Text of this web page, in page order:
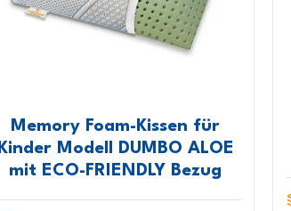
Memory Foam-Kissen für
Kinder Modell DUMBO ALOE
mit ECO-FRIENDLY Bezug